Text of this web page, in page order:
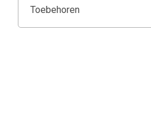
Toebehoren